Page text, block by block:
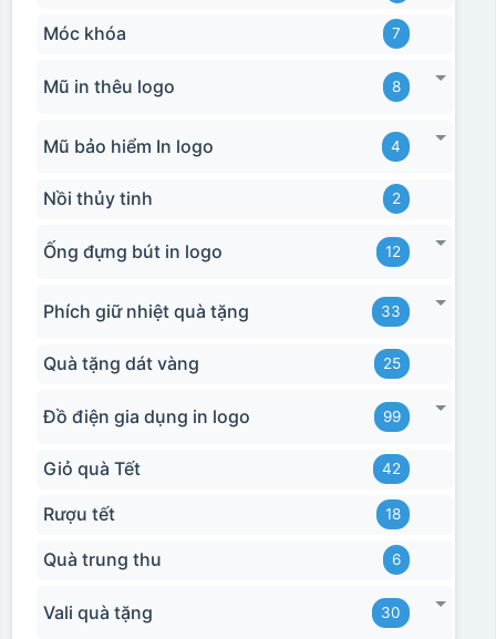
Móc khóa 7
Mũ in thêu logo 8
Mũ bảo hiểm In logo 4
Nồi thủy tinh 2
Ống đựng bút in logo 12
Phích giữ nhiệt quà tặng 33
Quà tặng dát vàng 25
Đồ điện gia dụng in logo 99
Giỏ quà Tết 42
Rượu tết 18
Quà trung thu 6
Vali quà tặng 30